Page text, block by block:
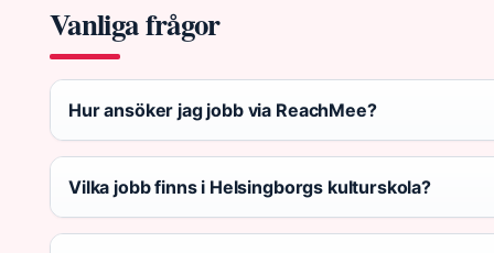
Vanliga frågor
Hur ansöker jag jobb via ReachMee?
Vilka jobb finns i Helsingborgs kulturskola?